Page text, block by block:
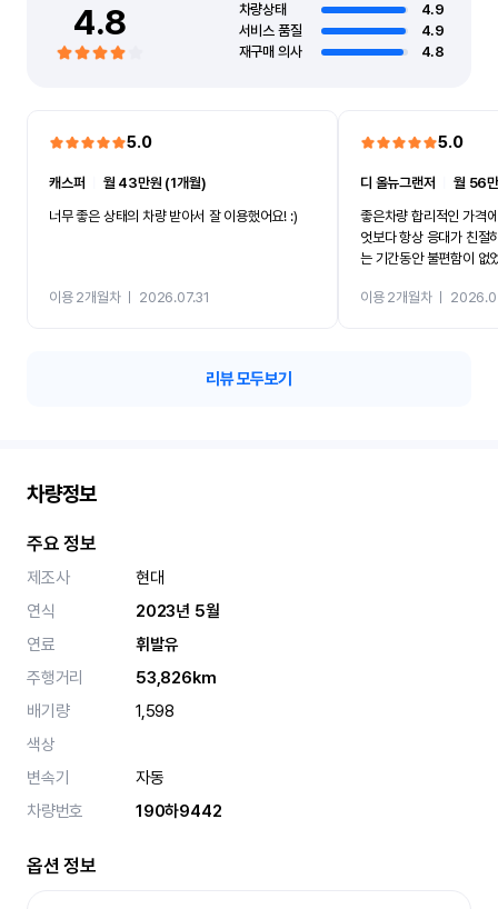
4.8 차량상태
4.9
서비스 품질
4.9
재구매 의사
4.8
5.0
캐스퍼
월 43만원 (1개월)
너무 좋은 상태의 차량 받아서 잘 이용했어요! :)
이용 2개월차ㅣ 2026.07.31
5.0
디 올뉴그랜저 ㅣ월 56
좋은차량 합리적인 가격
엇보다 항상 응대가 친절
는 기간동안 불편함이 없
카 렌트 고민없이 강추합
이용 2개월차ㅣ
리뷰 모두보기
차량정보
주요 정보
제조사
현대
연식
2023년 5월
연료
휘발유
주행거리
53,826km
배기량
1,598
색상
변속기
자동
차량번호
190하9442
옵션 정보